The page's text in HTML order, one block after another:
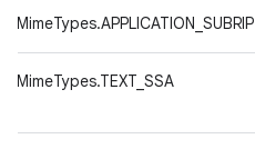
MimeTypes.APPLICATION_SUBRIP
MimeTypes.TEXT_SSA